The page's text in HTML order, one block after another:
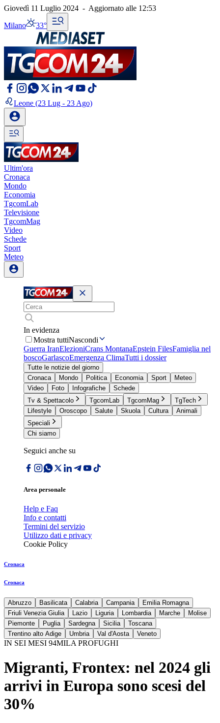
Giovedì 11 Luglio 2024 - Aggiornato alle 12:53
Milano 33°
Leone (23 Lug - 23 Ago)
Ultim'ora
Cronaca
Mondo
Economia
TgcomLab
Televisione
TgcomMag
Video
Schede
Sport
Meteo
In evidenza
Mostra tuttiNascondi
Guerra IranElezioniCrans MontanaEpstein FilesFamiglia nel
boscoGarlascoEmergenza ClimaTutti i dossier
Tutte le notizie del giorno
Cronaca
Mondo Politica Economia Sport
Meteo
Video
Foto Infografiche
Schede
Tv & Spettacolo
TgcomLab TgcomMag
TgTech
Lifestyle
Oroscopo Salute Skuola Cultura
Animali
Speciali
Chi siamo
Seguici anche su
Area personale
Help e Faq
Info e contatti
Termini del servizio
Utilizzo dati e privacy
Cookie Policy
Cronaca
Cronaca
Abruzzo Basilicata Calabria Campania
Emilia Romagna
Friuli Venezia Giulia
Lazio Liguria Lombardia Marche
Molise
Piemonte
Puglia Sardegna Sicilia
Toscana
Trentino alto Adige
Umbria Val d'Aosta Veneto
IN SEI MESI 94MILA PROFUGHI
Migranti, Frontex: nel 2024 gli
arrivi in Europa sono scesi del
30%